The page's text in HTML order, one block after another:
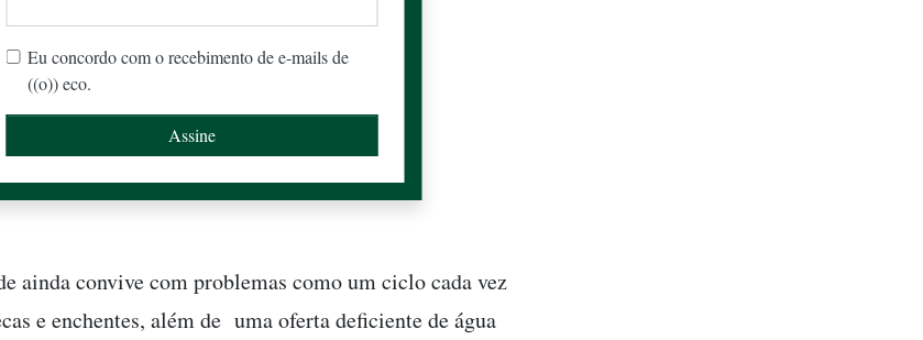
Eu concordo com o recebimento de e-mails de
((o)) eco.
ainda convive com problemas como um ciclo cada vez
e enchentes, além de uma oferta deficiente de água